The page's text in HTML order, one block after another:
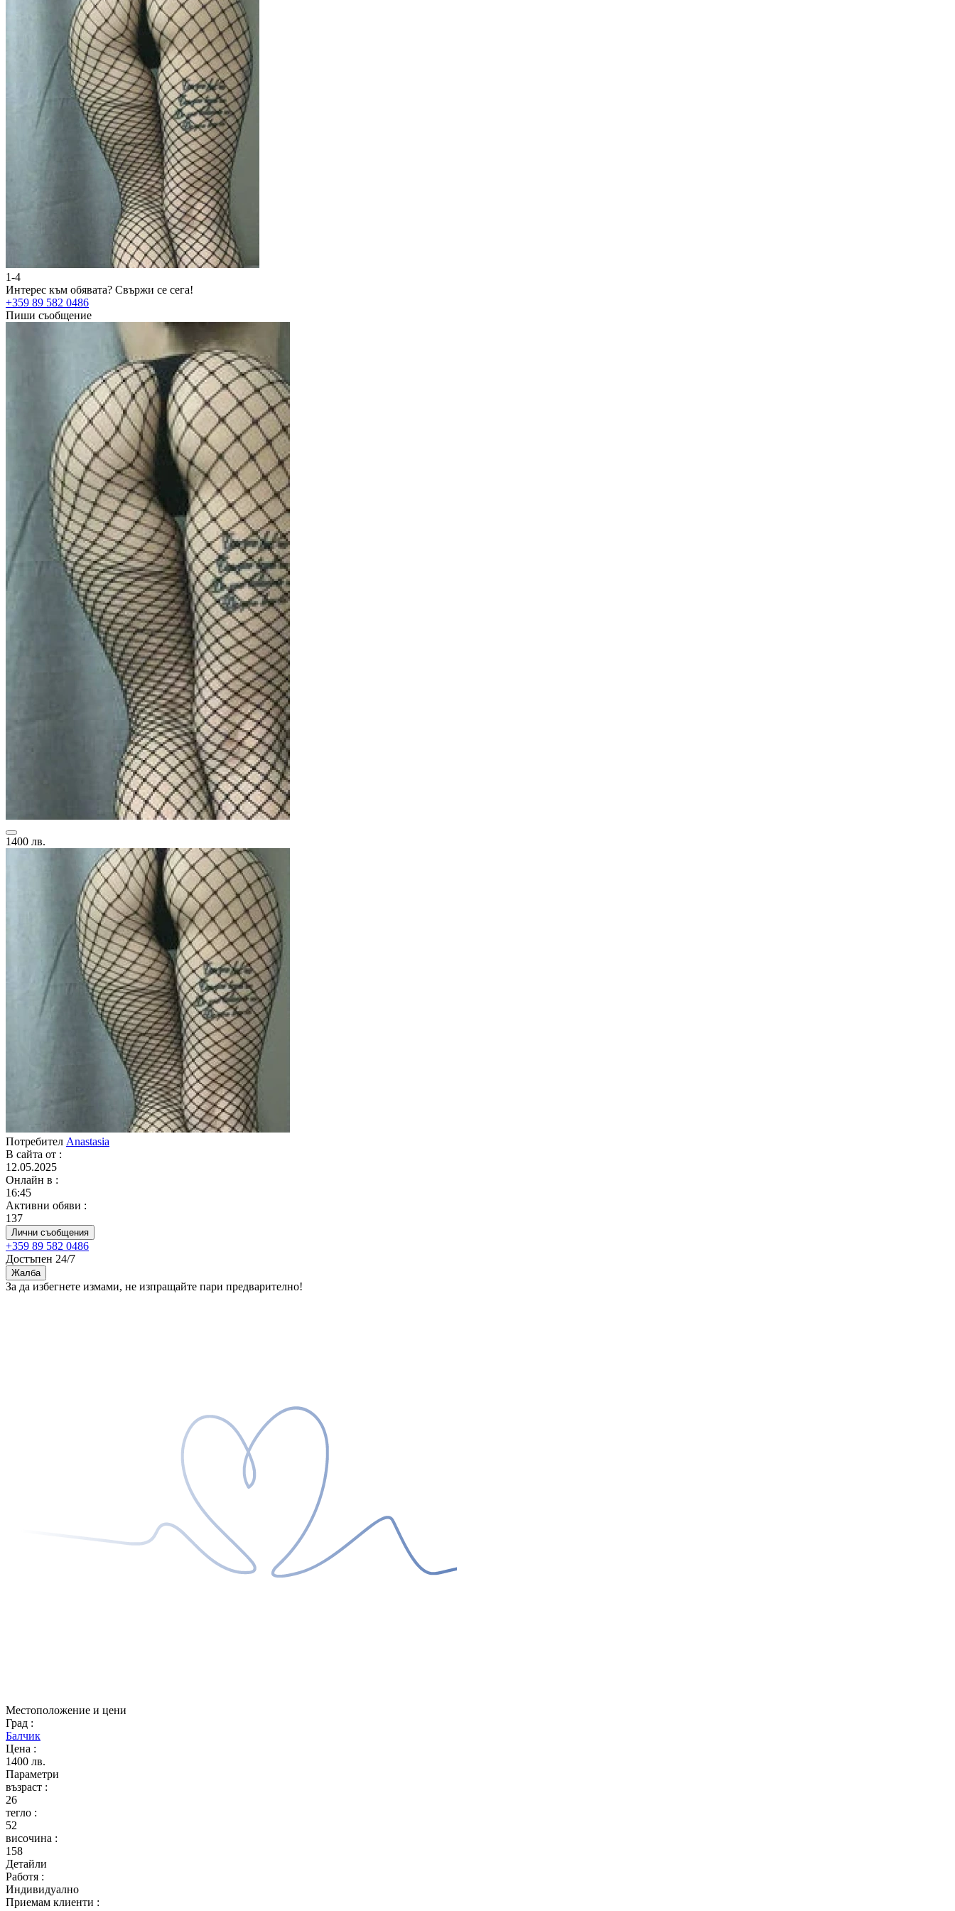
1-4
Интерес към обявата? Свържи се сега!
+359 89 582 0486
Пиши съобщение
1400 лв.
Потребител Anastasia
В сайта от :
12.05.2025
Онлайн в :
16:45
Активни обяви :
137
Лични съобщения
+359 89 582 0486
Достъпен 24/7
Жалба
За да избегнете измами, не изпращайте пари предварително!
Местоположение и цени
Град :
Балчик
Цена :
1400 лв.
Параметри
възраст :
26
тегло :
52
височина :
158
Детайли
Работя :
Индивидуално
Приемам клиенти :